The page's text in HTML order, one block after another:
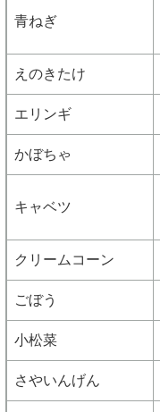
青ねぎ
えのきたけ
エリンギ
かぼちゃ
キャベツ
クリームコーン
ごぼう
小松菜
さやいんげん